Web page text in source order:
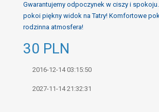
Gwarantujemy odpoczynek w ciszy i
pokoi piękny widok na Tatry! Komfortowe
rodzinna atmosfera!
30 PLN
2016-12-14 03:15:50
2027-11-14 21:32:31